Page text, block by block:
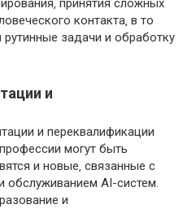
принятия сложных
контакта‚ в то
задачи и обработку
и
и переквалификации
могут быть
и новые‚ связанные с
обслуживанием AI-систем.
и